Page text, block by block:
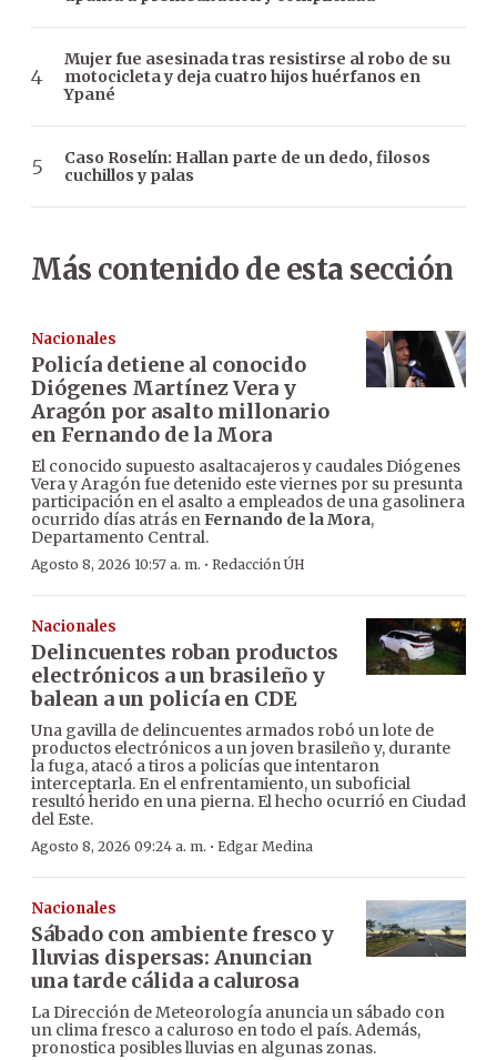
Mujer fue asesinada tras resistirse al robo de su
motocicleta y deja cuatro hijos huérfanos en
Ypané
Caso Roselín: Hallan parte de un dedo, filosos
cuchillos y palas
Más contenido de esta sección
Nacionales
Policía detiene al conocido
Diógenes Martínez Vera y
Aragón por asalto millonario
en Fernando de la Mora
El conocido supuesto asaltacajeros y caudales Diógenes
Vera y Aragón fue detenido este viernes por su presunta
participación en el asalto a empleados de una gasolinera
ocurrido días atrás enFernando de la Mora,
Departamento Central.
Agosto 8, 2026 10:57 a. m. · Redacción ÚH
Nacionales
Delincuentes roban productos
electrónicos a un brasileño y
balean a un policía en CDE
Una gavilla de delincuentes armados robó un lote de
productos electrónicos a un joven brasileño y, durante
la fuga, atacó a tiros a policías que intentaron
interceptarla. En el enfrentamiento, un suboficial
resultó herido en una pierna. El hecho ocurrió en Ciudad
del Este.
Agosto 8, 2026 09:24 a. m. · Edgar Medina
Nacionales
Sábado con ambiente fresco y
lluvias dispersas: Anuncian
una tarde cálida a calurosa
La Dirección de Meteorología anuncia un sábado con
un clima fresco a caluroso en todo el país. Además,
pronostica posibles lluvias en algunas zonas.